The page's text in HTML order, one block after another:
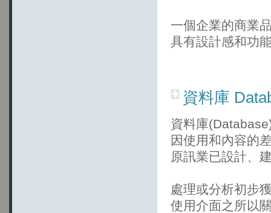
一個企業的商業
具有設計感和功
資料庫
資料庫
因使用和內容的
原訊業已設計、
處理或分析初步
使用介面之所以